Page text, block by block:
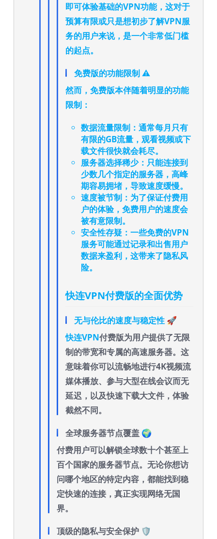
即可体验基础的VPN功能，这对于
预算有限或只是想初步了解VPN服
务的用户来说，是一个非常低门槛
的起点。
免费版的功能限制 ⚠️
然而，免费版本伴随着明显的功能
限制：
数据流量限制 ：通常每月只有
有限的GB流量，观看视频或下
载文件很快就会耗尽。
服务器选择稀少：只能连接到
少数几个指定的服务器，高峰
期容易拥堵，导致速度缓慢。
速度被节制 ：为了保证付费用
户的体验，免费用户的速度会
被有意限制。
安全性存疑 ：一些免费的VPN
服务可能通过记录和出售用户
数据来盈利，这带来了隐私风
险。
快连VPN付费版的全面优势
无与伦比的速度与稳定性 🚀
快连VPN付费版为用户提供了无限
制的带宽和专属的高速服务器。这
意味着你可以流畅地进行4K视频流
媒体播放、参与大型在线会议而无
延迟，以及快速下载大文件，体验
截然不同。
全球服务器节点覆盖 🌍
付费用户可以解锁全球数十个甚至上
百个国家的服务器节点。无论你想访
问哪个地区的特定内容，都能找到稳
定快速的连接，真正实现网络无国
界。
顶级的隐私与安全保护 🛡️